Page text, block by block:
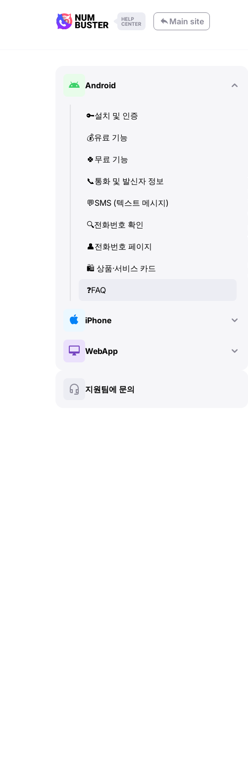
Main site
Android
🔑설치 및 인증
💰유료 기능
🍀 무료 기능
📞통화 및 발신자 정보
💬SMS (텍스트 메시지)
🔍전화번호 확인
👤전화번호 페이지
🛍 ️ 상품·서비스 카드
❓FAQ
iPhone
🔑 설치 및 인증
🍀무료 기능
WebApp
지원팀에 문의